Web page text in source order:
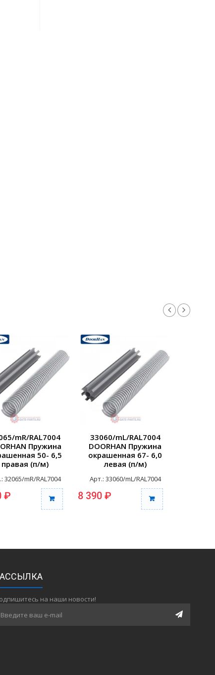
mR/RAL7004
Пружина
50- 6,5
правая (п/м)
32065/mR/RAL7004
₽
33060/mL/RAL7004
DOORHAN Пружина
окрашенная 67- 6,0
левая (п/м)
Арт.: 33060/mL/RAL7004
8 390 ₽
на наши новости!